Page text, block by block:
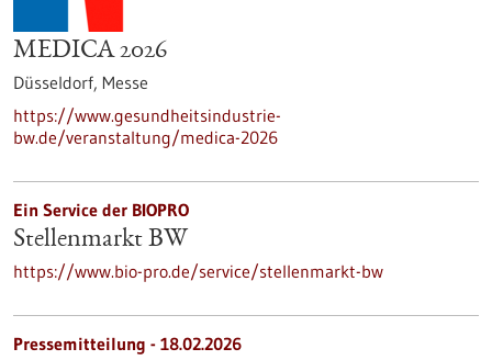
MEDICA 2026
Düsseldorf, Messe
https://www.gesundheitsindustrie-
bw.de/veranstaltung/medica-2026
Ein Service der BIOPRO
Stellenmarkt BW
https://www.bio-pro.de/service/stellenmarkt-bw
Pressemitteilung - 18.02.2026